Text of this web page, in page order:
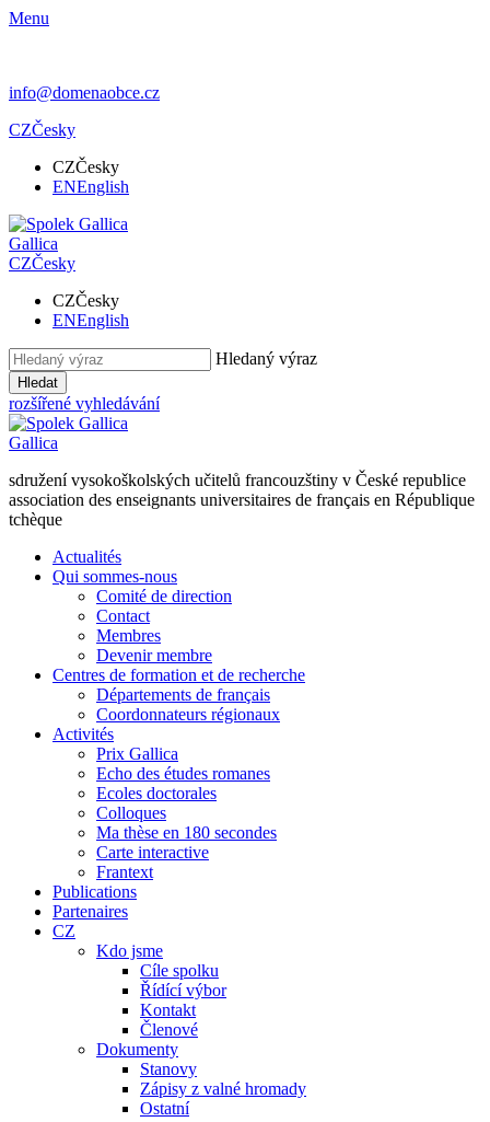
Menu
info@domenaobce.cz
CZČesky
CZČesky
ENEnglish
Gallica
CZČesky
CZČesky
ENEnglish
Hledaný výraz
Hledat
rozšířené vyhledávání
Gallica
sdružení vysokoškolských učitelů francouzštiny v České republice
association des enseignants universitaires de français en République
tchèque
Actualités
Qui sommes-nous
Comité de direction
Contact
Membres
Devenir membre
Centres de formation et de recherche
Départements de français
Coordonnateurs régionaux
Activités
Prix Gallica
Echo des études romanes
Ecoles doctorales
Colloques
Ma thèse en 180 secondes
Carte interactive
Frantext
Publications
Partenaires
CZ
Kdo jsme
Cíle spolku
Řídící výbor
Kontakt
Členové
Dokumenty
Stanovy
Zápisy z valné hromady
Ostatní